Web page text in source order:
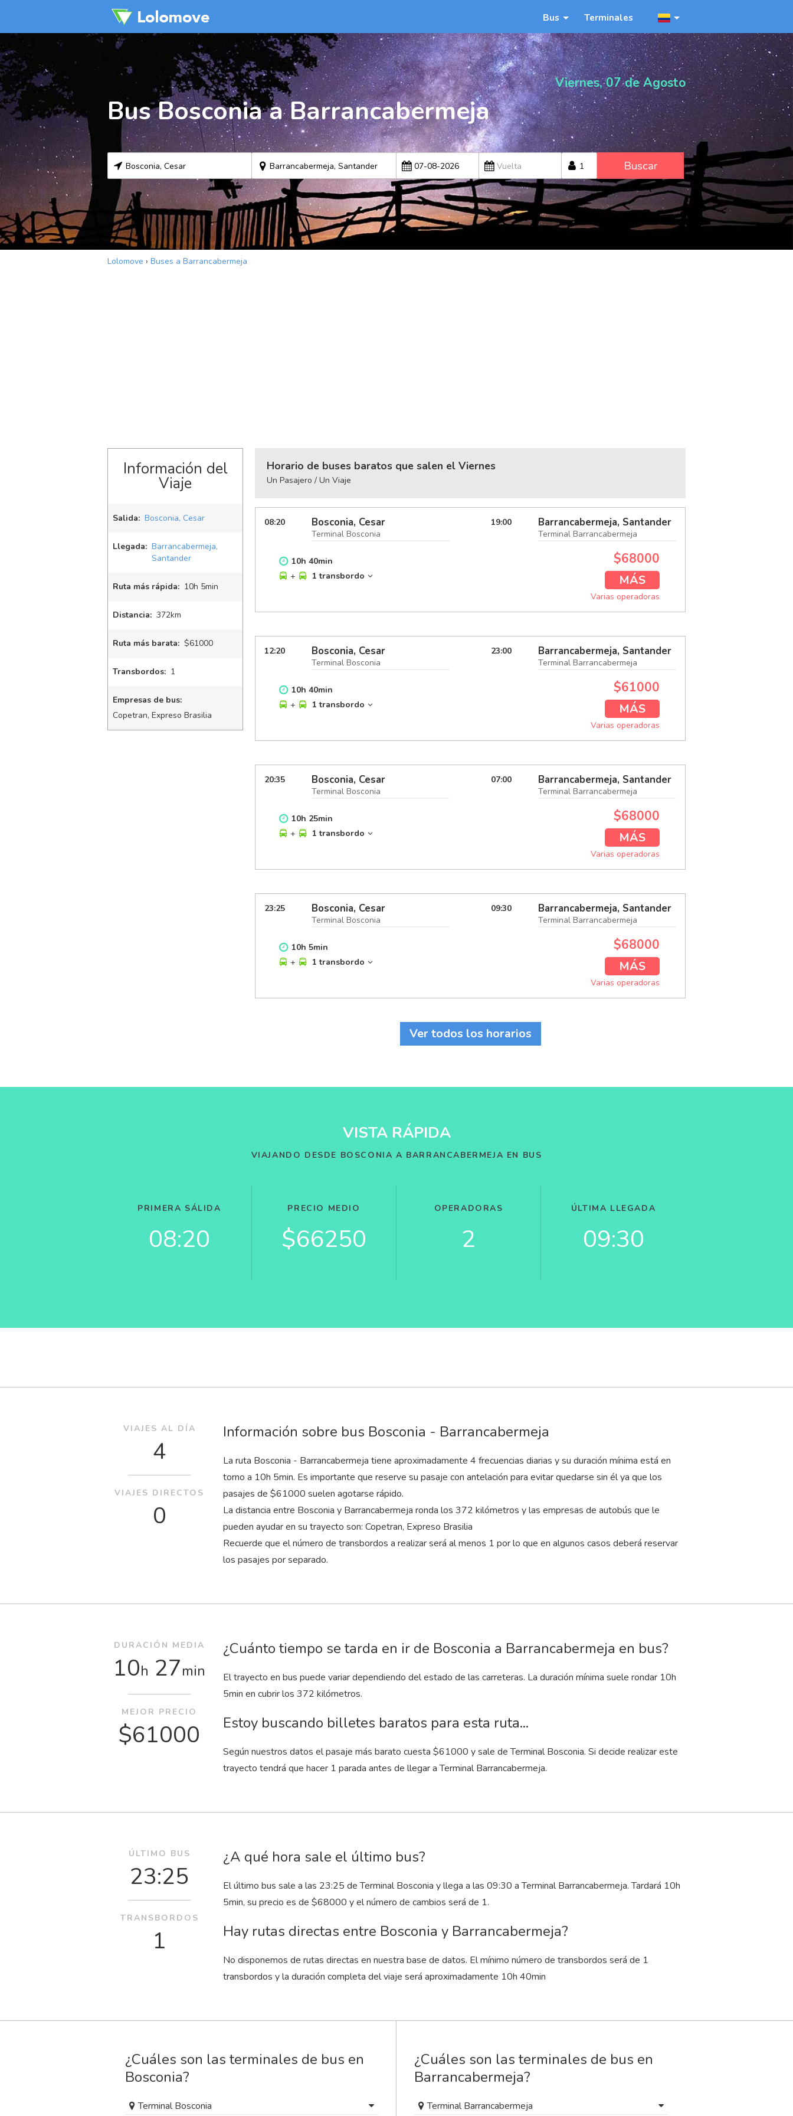
Bus Terminales
Viernes, 07 de Agosto
Bus Bosconia a Barrancabermeja
Buscar
Lolomove › Buses a Barrancabermeja
Información del
Viaje
Salida: Bosconia, Cesar
Llegada: Barrancabermeja,
Santander
Ruta más rápida: 10h 5min
Distancia: 372km
Ruta más barata: $61000
Transbordos: 1
Empresas de bus:
Copetran, Expreso Brasilia
Horario de buses baratos que salen el Viernes
Un Pasajero / Un Viaje
08:20 Bosconia, Cesar
Terminal Bosconia
19:00 Barrancabermeja, Santander
Terminal Barrancabermeja
10h 40min
+
1 transbordo
$68000
MÁS
Varias operadoras
12:20 Bosconia, Cesar
Terminal Bosconia
23:00 Barrancabermeja, Santander
Terminal Barrancabermeja
10h 40min
+
1 transbordo
$61000
MÁS
Varias operadoras
20:35 Bosconia, Cesar
Terminal Bosconia
07:00 Barrancabermeja, Santander
Terminal Barrancabermeja
10h 25min
+
1 transbordo
$68000
MÁS
Varias operadoras
23:25 Bosconia, Cesar
Terminal Bosconia
09:30 Barrancabermeja, Santander
Terminal Barrancabermeja
10h 5min
+
1 transbordo
$68000
MÁS
Varias operadoras
Ver todos los horarios
VISTA RÁPIDA
VIAJANDO DESDE BOSCONIA A BARRANCABERMEJA EN BUS
PRIMERA SÁLIDA
08:20
PRECIO MEDIO
$66250
OPERADORAS
2
ÚLTIMA LLEGADA
09:30
Información sobre bus Bosconia - Barrancabermeja
La ruta Bosconia - Barrancabermeja tiene aproximadamente 4 frecuencias diarias y su duración mínima está en
torno a 10h 5min. Es importante que reserve su pasaje con antelación para evitar quedarse sin él ya que los
pasajes de $61000 suelen agotarse rápido.
La distancia entre Bosconia y Barrancabermeja ronda los 372 kilómetros y las empresas de autobús que le
pueden ayudar en su trayecto son: Copetran, Expreso Brasilia
Recuerde que el número de transbordos a realizar será al menos 1 por lo que en algunos casos deberá reservar
los pasajes por separado.
VIAJES AL DÍA
4
VIAJES DIRECTOS
0
¿Cuánto tiempo se tarda en ir de Bosconia a Barrancabermeja en bus?
El trayecto en bus puede variar dependiendo del estado de las carreteras. La duración mínima suele rondar 10h
5min en cubrir los 372 kilómetros.
Estoy buscando billetes baratos para esta ruta...
Según nuestros datos el pasaje más barato cuesta $61000 y sale de Terminal Bosconia. Si decide realizar este
trayecto tendrá que hacer 1 parada antes de llegar a Terminal Barrancabermeja.
DURACIÓN MEDIA
10h 27min
MEJOR PRECIO
$61000
¿A qué hora sale el último bus?
El último bus sale a las 23:25 de Terminal Bosconia y llega a las 09:30 a Terminal Barrancabermeja. Tardará 10h
5min, su precio es de $68000 y el número de cambios será de 1.
Hay rutas directas entre Bosconia y Barrancabermeja?
No disponemos de rutas directas en nuestra base de datos. El mínimo número de transbordos será de 1
transbordos y la duración completa del viaje será aproximadamente 10h 40min
ÚLTIMO BUS
23:25
TRANSBORDOS
1
¿Cuáles son las terminales de bus en
Bosconia?
Terminal Bosconia
¿Cuáles son las terminales de bus en
Barrancabermeja?
Terminal Barrancabermeja